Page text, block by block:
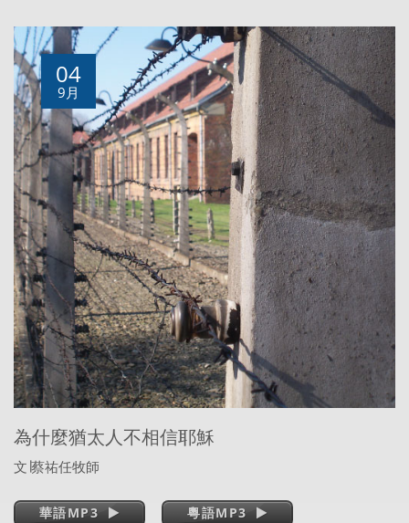
為什麼猶太人不相信耶穌
文 ∣蔡祐任牧師
04
9月
華語MP3 粵語MP3